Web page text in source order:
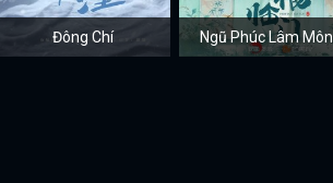
Đông Chí Ngũ Phúc Lâm Môn